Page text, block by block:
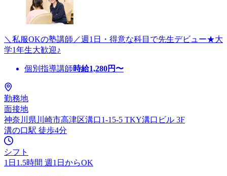
＼私服OKの塾講師／週1日・得意な科目で先生デビュー★大
学1年生大歓迎♪
個別指導講師時給1,280円〜
勤務地
面接地
神奈川県川崎市高津区溝口1-15-5 TKY溝口ビル 3F
溝の口駅 徒歩4分
シフト
1日1.5時間 週1日からOK